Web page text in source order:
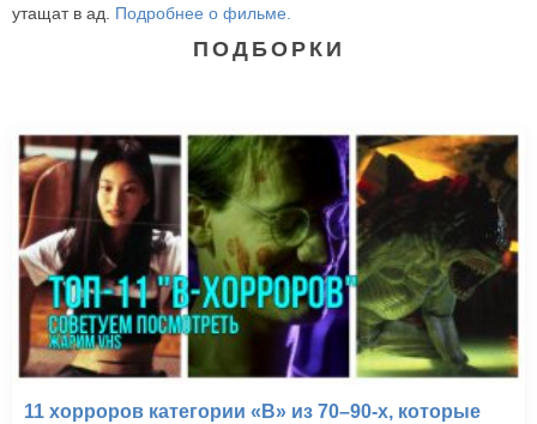
утащат в ад. Подробнее о фильме.
ПОДБОРКИ
11 хорроров категории «B» из 70–90-х, которые